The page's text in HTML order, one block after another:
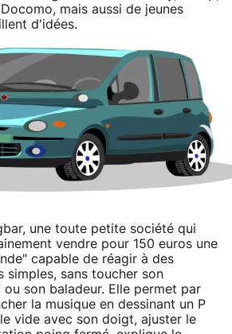
mais aussi de jeunes
d'idées.
une toute petite société qui
vendre pour 150 euros une
capable de réagir à des
simples, sans toucher son
ou son baladeur. Elle permet par
la musique en dessinant un P
vide avec son doigt, ajuster le